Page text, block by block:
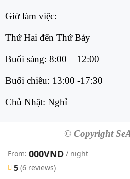
From: 000VND / night
5 (6 reviews)
Giờ làm việc:
Thứ Hai đến Thứ Bảy
Buổi sáng: 8:00 – 12:00
Buổi chiều: 13:00 -17:30
Chủ Nhật: Nghỉ
© Copyright